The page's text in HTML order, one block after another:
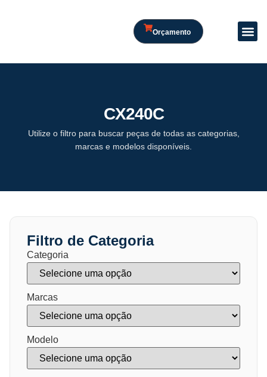
Orçamento
CX240C
Utilize o filtro para buscar peças de todas as categorias,
marcas e modelos disponíveis.
Filtro de Categoria
Categoria
Marcas
Modelo